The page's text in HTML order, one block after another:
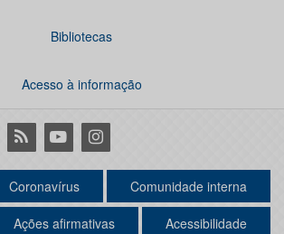
Bibliotecas
Acesso à informação
RSS YoutubeInstagram
Coronavírus Comunidade interna
Ações afirmativas Acessibilidade